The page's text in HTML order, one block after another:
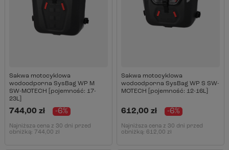
Sakwa motocyklowa
wodoodporna SysBag WP M
SW-MOTECH [pojemność: 17-
23L]
744,00 zł -6%
Najniższa cena z 30 dni przed
obniżką: 744,00 zł
Sakwa motocyklowa
wodoodporna SysBag WP S SW-
MOTECH [pojemność: 12-16L]
612,00 zł -6%
Najniższa cena z 30 dni przed
obniżką: 612,00 zł